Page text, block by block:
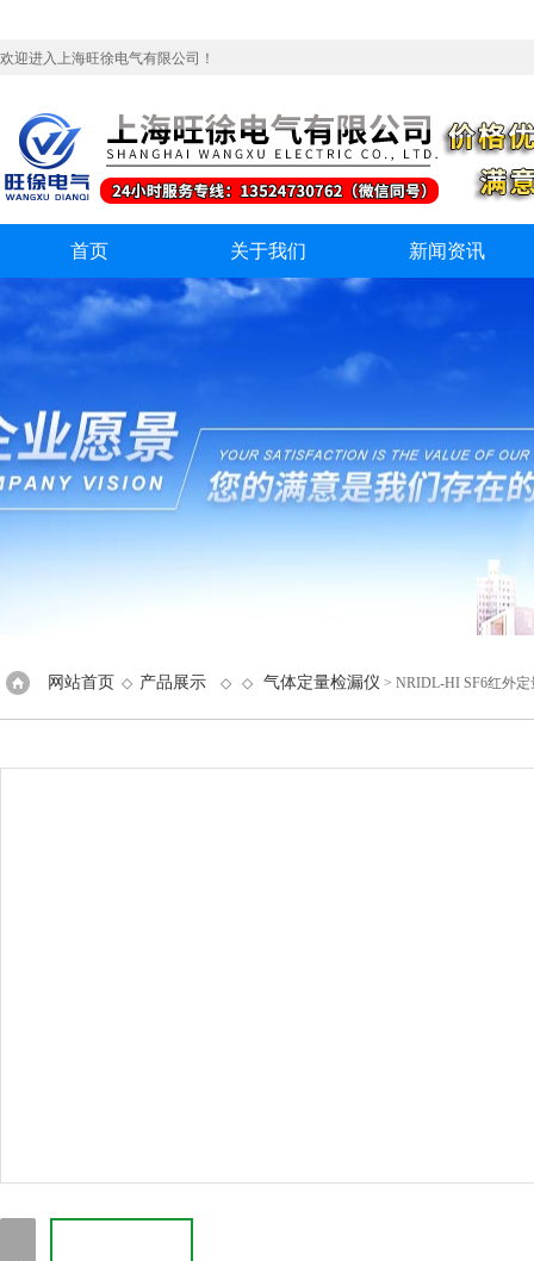
欢迎进入上海旺徐电气有限公司！
首页 关于我们 新闻资讯
网站首页 ◇ 产品展示 ◇ ◇ 气体定量检漏仪 > NRIDL-HI SF6红外